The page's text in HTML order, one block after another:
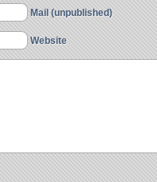
Mail (unpublished)
Website